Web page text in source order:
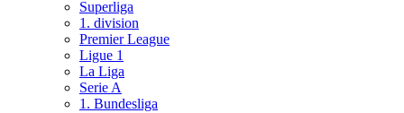
Superliga
1. division
Premier League
Ligue 1
La Liga
Serie A
1. Bundesliga